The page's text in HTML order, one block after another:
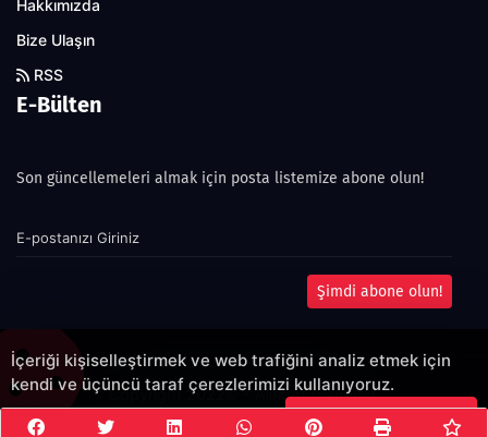
Hakkımızda
Bize Ulaşın
RSS
E-Bülten
Son güncellemeleri almak için posta listemize abone olun!
Şimdi abone olun!
Copyright 2022© - Allright reserved.
İçeriği kişiselleştirmek ve web trafiğini analiz etmek için
kendi ve üçüncü taraf çerezlerimizi kullanıyoruz.
Çerezleri Kabul Et